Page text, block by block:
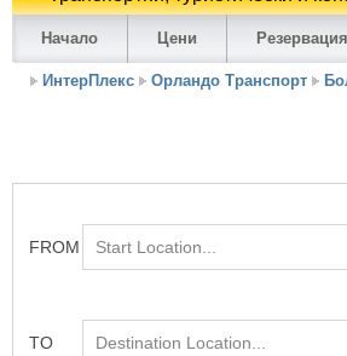
Начало Цени Резервация
ИнтерПлекс Орландо Транспорт